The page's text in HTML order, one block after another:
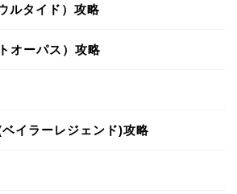
ルタイド）攻略
オーパス）攻略
イラーレジェンド)攻略